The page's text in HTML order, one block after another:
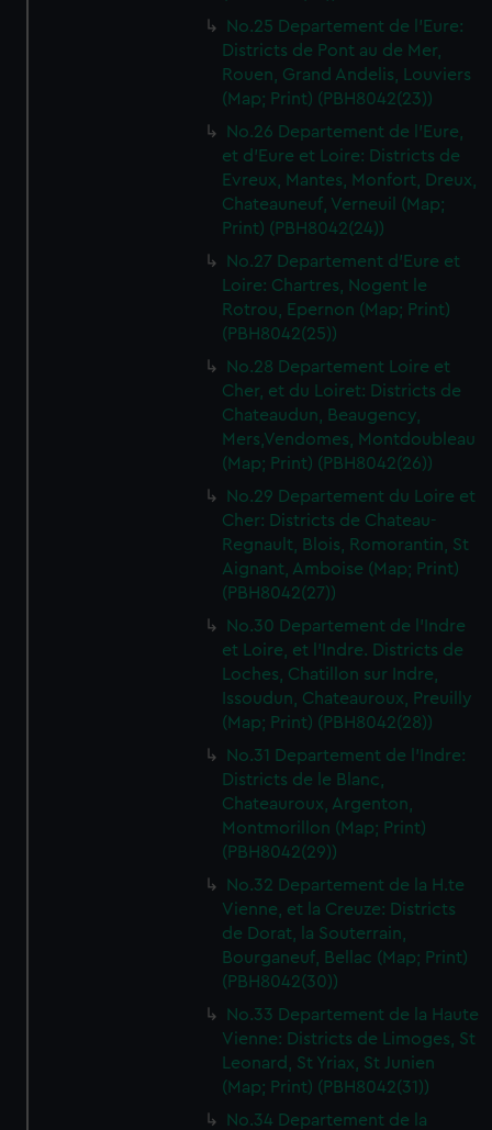
No.25 Departement de l'Eure:
Districts de Pont au de Mer,
Rouen, Grand Andelis, Louviers
(Map; Print) (PBH8042(23))
No.26 Departement de l'Eure,
et d'Eure et Loire: Districts de
Evreux, Mantes, Monfort, Dreux,
Chateauneuf, Verneuil (Map;
Print) (PBH8042(24))
No.27 Departement d'Eure et
Loire: Chartres, Nogent le
Rotrou, Epernon (Map; Print)
(PBH8042(25))
No.28 Departement Loire et
Cher, et du Loiret: Districts de
Chateaudun, Beaugency,
Mers,Vendomes, Montdoubleau
(Map; Print) (PBH8042(26))
No.29 Departement du Loire et
Cher: Districts de Chateau-
Regnault, Blois, Romorantin, St
Aignant, Amboise (Map; Print)
(PBH8042(27))
No.30 Departement de l'Indre
et Loire, et l'Indre. Districts de
Loches, Chatillon sur Indre,
Issoudun, Chateauroux, Preuilly
(Map; Print) (PBH8042(28))
No.31 Departement de l'Indre:
Districts de le Blanc,
Chateauroux, Argenton,
Montmorillon (Map; Print)
(PBH8042(29))
No.32 Departement de la H.te
Vienne, et la Creuze: Districts
de Dorat, la Souterrain,
Bourganeuf, Bellac (Map; Print)
(PBH8042(30))
No.33 Departement de la Haute
Vienne: Districts de Limoges, St
Leonard, St Yriax, St Junien
(Map; Print) (PBH8042(31))
No.34 Departement de la